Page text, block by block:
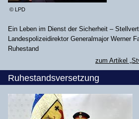
© LPD
Ein Leben im Dienst der Sicherheit –
Landespolizeidirektor Generalmajor Werner
Ruhestand
zum Artikel
Ruhestandsversetzung